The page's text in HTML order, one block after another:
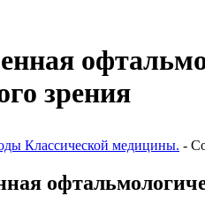
зрения
Классической медицины. -